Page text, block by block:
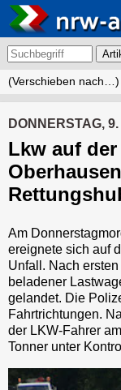
DONNERSTAG,
Lkw auf der
Am
ereignete sich auf
Unfall. Nach
beladener
gelandet. Die
Fahrtrichtungen.
der LKW-Fahrer
Tonner unter